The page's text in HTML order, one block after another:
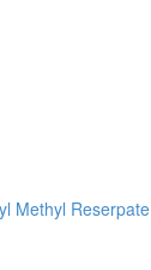
Methyl Reserpate